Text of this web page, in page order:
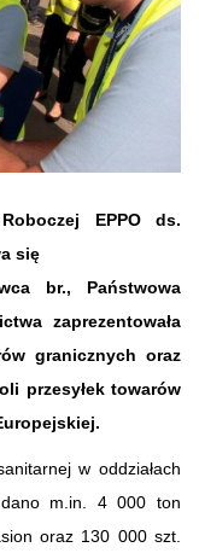
EPPO ds.
się
br., Państwowa
zaprezentowała
granicznych oraz
przesyłek towarów
w oddziałach
m.in. 4 000 ton
oraz 130 000 szt.